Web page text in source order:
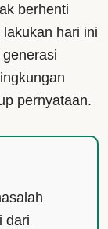
berhenti
hari ini
pernyataan.
dari